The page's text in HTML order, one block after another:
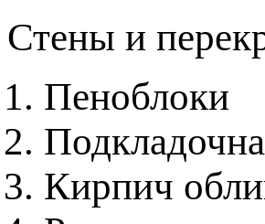
Стены и
Пеноблоки
Кирпич